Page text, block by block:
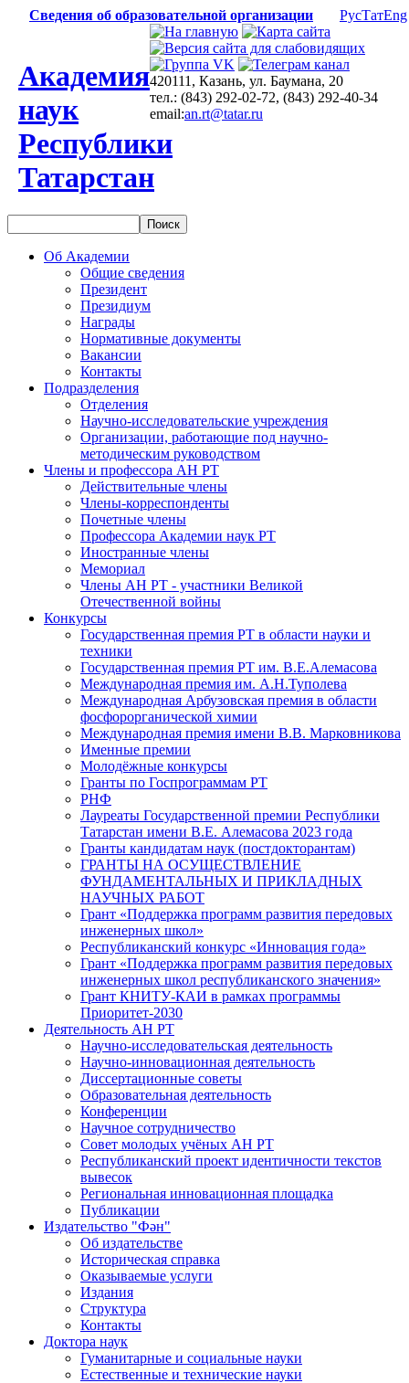
Сведения об образовательной организации РусТатEng
Академия
наук
Республики
Татарстан
420111, Казань, ул. Баумана, 20
тел.: (843) 292-02-72, (843) 292-40-34
email:an.rt@tatar.ru
Об Академии
Общие сведения
Президент
Президиум
Награды
Нормативные документы
Вакансии
Контакты
Подразделения
Отделения
Научно-исследовательские учреждения
Организации, работающие под научно-
методическим руководством
Члены и профессора АН РТ
Действительные члены
Члены-корреспонденты
Почетные члены
Профессора Академии наук РТ
Иностранные члены
Мемориал
Члены АН РТ - участники Великой
Отечественной войны
Конкурсы
Государственная премия РТ в области науки и
техники
Государственная премия РТ им. В.Е.Алемасова
Международная премия им. А.Н.Туполева
Международная Арбузовская премия в области
фосфорорганической химии
Международная премия имени В.В. Марковникова
Именные премии
Молодёжные конкурсы
Гранты по Госпрограммам РТ
РНФ
Лауреаты Государственной премии Республики
Татарстан имени В.Е. Алемасова 2023 года
Гранты кандидатам наук (постдокторантам)
ГРАНТЫ НА ОСУЩЕСТВЛЕНИЕ
ФУНДАМЕНТАЛЬНЫХ И ПРИКЛАДНЫХ
НАУЧНЫХ РАБОТ
Грант «Поддержка программ развития передовых
инженерных школ»
Республиканский конкурс «Инновация года»
Грант «Поддержка программ развития передовых
инженерных школ республиканского значения»
Грант КНИТУ-КАИ в рамках программы
Приоритет-2030
Деятельность АН РТ
Научно-исследовательская деятельность
Научно-инновационная деятельность
Диссертационные советы
Образовательная деятельность
Конференции
Научное сотрудничество
Совет молодых учёных АН РТ
Республиканский проект идентичности текстов
вывесок
Региональная инновационная площадка
Публикации
Издательство "Фән"
Об издательстве
Историческая справка
Оказываемые услуги
Издания
Структура
Контакты
Доктора наук
Гуманитарные и социальные науки
Естественные и технические науки